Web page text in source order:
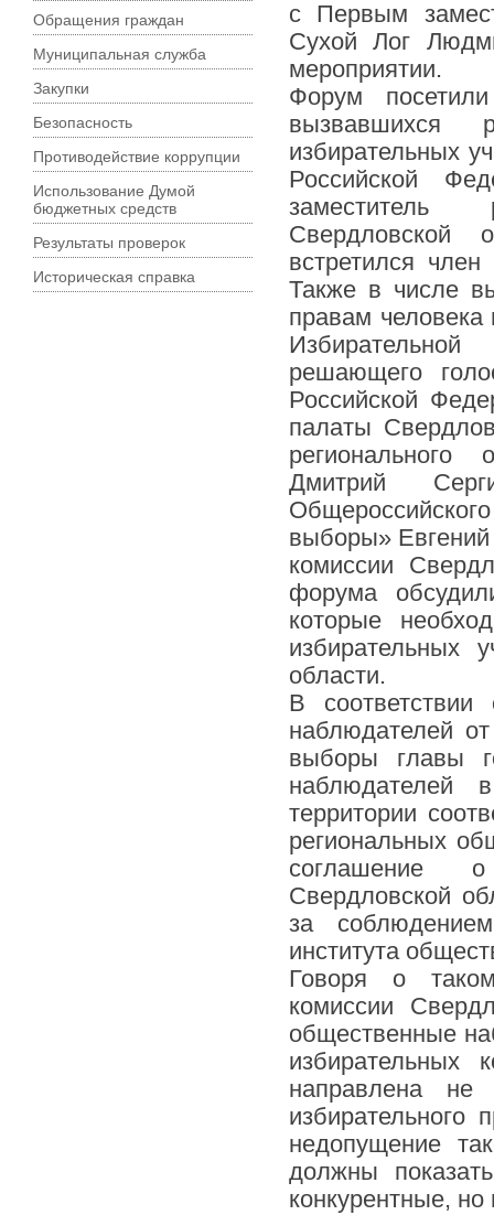
с Первым
Сухой Лог
мероприятии.
Форум
вызвавшихся
избирательных
Российской
заместитель
Свердловской
встретился
Также в числе
правам человека
решающего
Российской
палаты
Дмитрий
выборы» Евгений
комиссии
форума
которые
избирательных
области.
В
наблюдателей
выборы главы
наблюдателей
территории
региональных
соглашение о
Свердловской
за
института
Говоря о таком
комиссии
общественные
избирательных
направлена не
избирательного
недопущение
должны
конкурентные,
Обращения граждан
Муниципальная служба
Закупки
Безопасность
Противодействие коррупции
Использование Думой
бюджетных средств
Результаты проверок
Историческая справка